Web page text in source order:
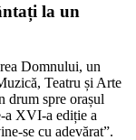
la un
Domnului, un
Teatru și Arte
drum spre orașul
a XVI-a ediție a
se cu adevărat”.